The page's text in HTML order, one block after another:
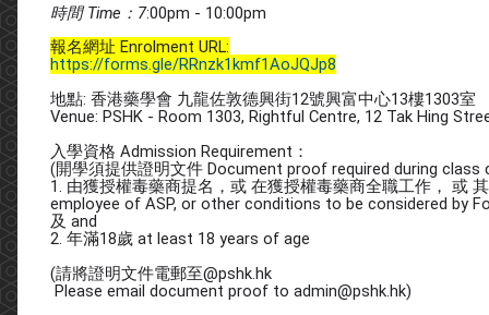
時間 Time：7:00pm - 10:00pm
報名網址 Enrolment URL:
https://forms.gle/RRnzk1kmf1AoJQJp8
地點: 香港藥學會 九龍佐敦德興街12號興富中心13樓1303室
Venue: PSHK - Room 1303, Rightful Centre, 12 Tak Hing
入學資格 Admission Requirement：
(開學須提供證明文件 Document proof required during class
1. 由獲授權毒藥商提名，或 在獲授權毒藥商全職工作， 或
employee of ASP, or other conditions to be considered by
及 and
2. 年滿18歲 at least 18 years of age
(請將證明文件電郵至@pshk.hk
Please email document proof to admin@pshk.hk)